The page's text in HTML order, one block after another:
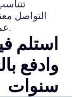
التواصل
عملية الحجز والتسليم بشكل مباشر.
استلم
سنوات